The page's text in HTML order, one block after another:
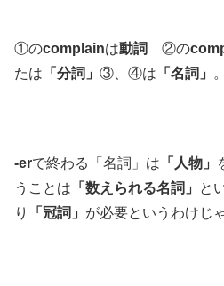
①のcomplainは動詞 ②の
たは 「分詞」 ③、④は 「名詞」 。
-erで終わる「名詞」は 「人物」
うことは 「数えられる名詞」
と
り
「冠詞」 が必要というわけじ